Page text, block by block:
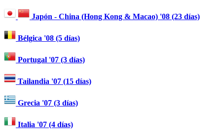
Japón - China (Hong Kong & Macao) '08 (23 días)
Bélgica '08 (5 días)
Portugal '07 (3 días)
Tailandia '07 (15 días)
Grecia '07 (3 días)
Italia '07 (4 días)